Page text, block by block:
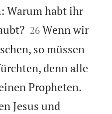
Warum habt ihr

26 Wenn wir
so müssen
denn alle
Propheten.
Jesus und